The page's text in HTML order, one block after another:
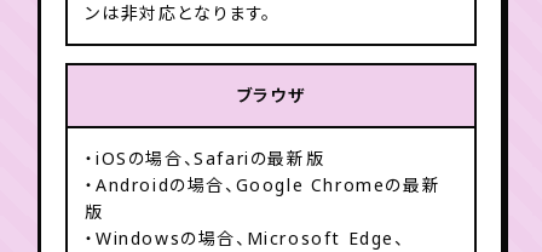
ンは非対応となります。
ブラウザ
・iOSの場合、Safariの最新版
・Androidの場合、Google Chromeの最新
版
・Windowsの場合、Microsoft Edge、